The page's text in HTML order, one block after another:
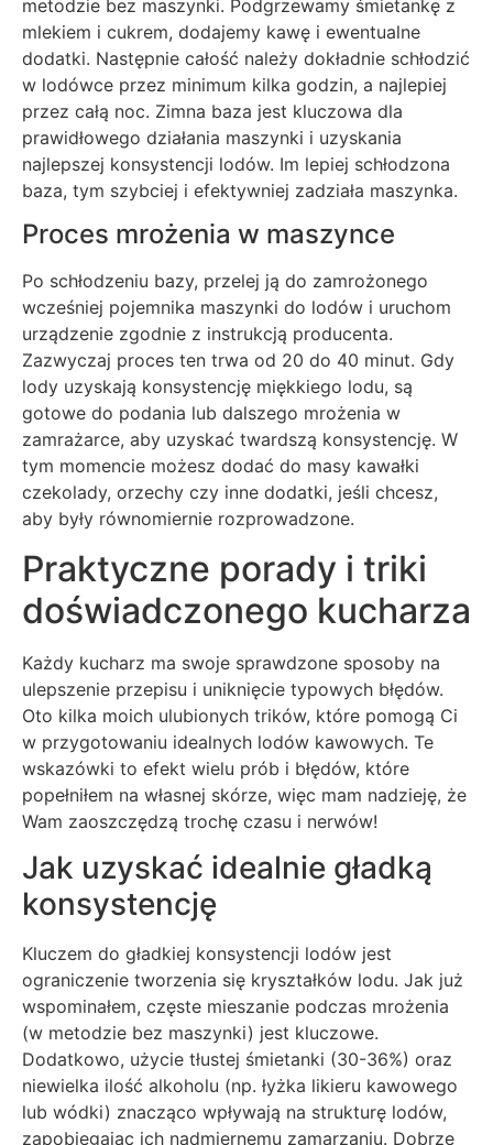
metodzie bez maszynki. Podgrzewamy śmietankę z
mlekiem i cukrem, dodajemy kawę i ewentualne
dodatki. Następnie całość należy dokładnie schłodzić
w lodówce przez minimum kilka godzin, a najlepiej
przez całą noc. Zimna baza jest kluczowa dla
prawidłowego działania maszynki i uzyskania
najlepszej konsystencji lodów. Im lepiej schłodzona
baza, tym szybciej i efektywniej zadziała maszynka.
Proces mrożenia w maszynce
Po schłodzeniu bazy, przelej ją do zamrożonego
wcześniej pojemnika maszynki do lodów i uruchom
urządzenie zgodnie z instrukcją producenta.
Zazwyczaj proces ten trwa od 20 do 40 minut. Gdy
lody uzyskają konsystencję miękkiego lodu, są
gotowe do podania lub dalszego mrożenia w
zamrażarce, aby uzyskać twardszą konsystencję. W
tym momencie możesz dodać do masy kawałki
czekolady, orzechy czy inne dodatki, jeśli chcesz,
aby były równomiernie rozprowadzone.
Praktyczne porady i triki
doświadczonego kucharza
Każdy kucharz ma swoje sprawdzone sposoby na
ulepszenie przepisu i uniknięcie typowych błędów.
Oto kilka moich ulubionych trików, które pomogą Ci
w przygotowaniu idealnych lodów kawowych. Te
wskazówki to efekt wielu prób i błędów, które
popełniłem na własnej skórze, więc mam nadzieję, że
Wam zaoszczędzą trochę czasu i nerwów!
Jak uzyskać idealnie gładką
konsystencję
Kluczem do gładkiej konsystencji lodów jest
ograniczenie tworzenia się kryształków lodu. Jak już
wspominałem, częste mieszanie podczas mrożenia
(w metodzie bez maszynki) jest kluczowe.
Dodatkowo, użycie tłustej śmietanki (30-36%) oraz
niewielka ilość alkoholu (np. łyżka likieru kawowego
lub wódki) znacząco wpływają na strukturę lodów,
zapobiegając ich nadmiernemu zamarzaniu. Dobrze